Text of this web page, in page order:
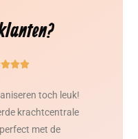

toch leuk!
krachtcentrale
met de